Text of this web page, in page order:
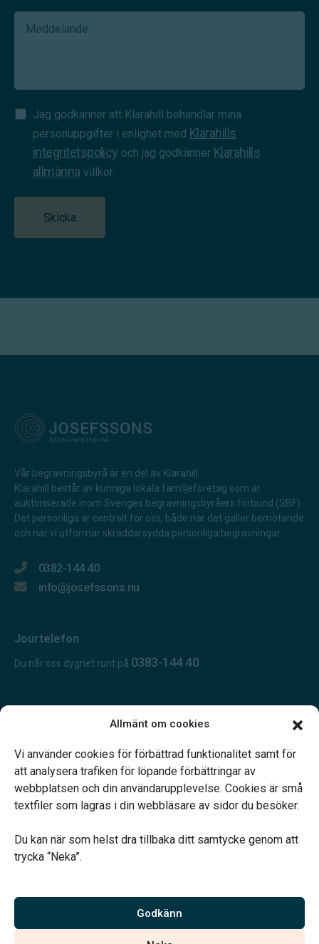
Allmänt om cookies
Vi använder cookies för förbättrad funktionalitet samt för
att analysera trafiken för löpande förbättringar av
webbplatsen och din användarupplevelse. Cookies är små
textfiler som lagras i din webbläsare av sidor du besöker.
Du kan när som helst dra tillbaka ditt samtycke genom att
trycka “Neka”.
Godkänn
Samtycke
(Required)
Jag godkänner att Klarahill behandlar mina
personuppgifter i enlighet med Klarahills
integritetspolicy och jag godkänner Klarahills
allmänna villkor
Skicka
Vår begravningsbyrå är en del av Klarahill.
Klarahill består av kunniga lokala familjeföretag som är
auktoriserade inom Sveriges begravningsbyråers förbund (SBF).
Det personliga är centralt för oss, både när det gäller bemötande
och när vi utformar skräddarsydda personliga begravningar.
0382-144 40
info@josefssons.nu
Jourtelefon
Du når oss dygnet runt på 0383-144 40
Telefonjour dygnet runt.
Vårt systerbolag Verahill hjälper dig med familjejuridiken –
Vi är auktoriserade av Sveriges Begravningsbyråers Förbund och